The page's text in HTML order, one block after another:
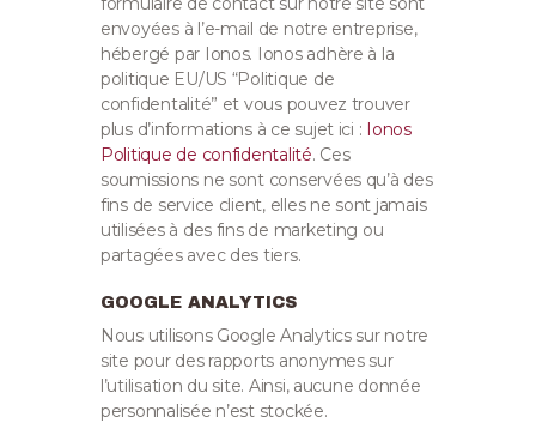
envoyées à l’e-mail de notre entreprise,
hébergé par Ionos. Ionos adhère à la
politique EU/US “Politique de
confidentalité” et vous pouvez trouver
plus d’informations à ce sujet ici : Ionos
Politique de confidentalité. Ces
soumissions ne sont conservées qu’à des
fins de service client, elles ne sont jamais
utilisées à des fins de marketing ou
partagées avec des tiers.
GOOGLE ANALYTICS
Nous utilisons Google Analytics sur notre
site pour des rapports anonymes sur
l’utilisation du site. Ainsi, aucune donnée
personnalisée n’est stockée.